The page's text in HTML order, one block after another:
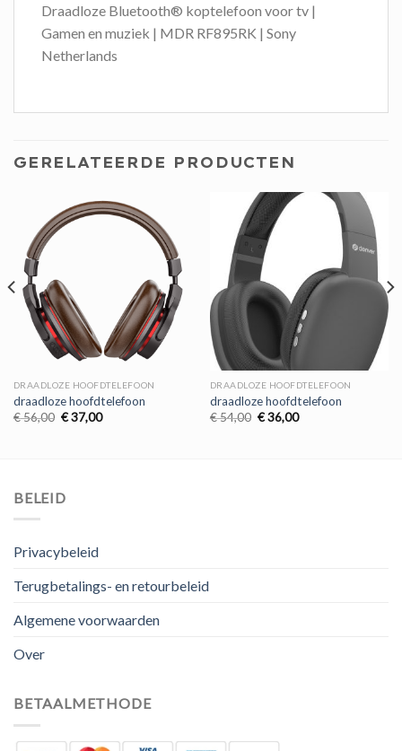
Draadloze Bluetooth® koptelefoon voor tv |
Gamen en muziek | MDR RF895RK | Sony
Netherlands
GERELATEERDE PRODUCTEN
DRAADLOZE HOOFDTELEFOON
draadloze hoofdtelefoon
€56,00 Oorspronkelijke
€37,00Huidige
DRAADLOZE HOOFDTELEFOON
draadloze hoofdtelefoon
€54,00 Oorspronkelijke
€36,00Huidige
BELEID
Privacybeleid
Terugbetalings- en retourbeleid
Algemene voorwaarden
Over
BETAALMETHODE